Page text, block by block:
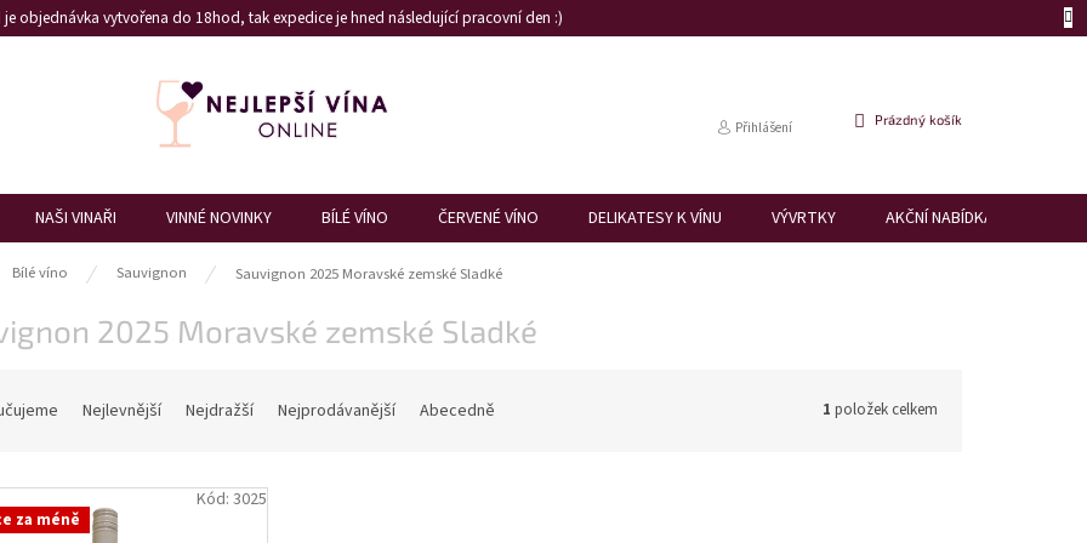
objednávka vytvořena do 18hod, tak expedice je hned následující pracovní den :)
Přihlášení
NÁKUPNÍ
Prázdný košík
NAŠI VINAŘI VINNÉ NOVINKY BÍLÉ VÍNO ČERVENÉ VÍNO DELIKATESY K VÍNU VÝVRTKY AKČNÍ NABÍDKA
Bílé víno Sauvignon Sauvignon 2025 Moravské zemské Sladké
2025 Moravské zemské Sladké
Nejlevnější Nejdražší Nejprodávanější Abecedně 1 položek celkem
za méně
Kód: 3025